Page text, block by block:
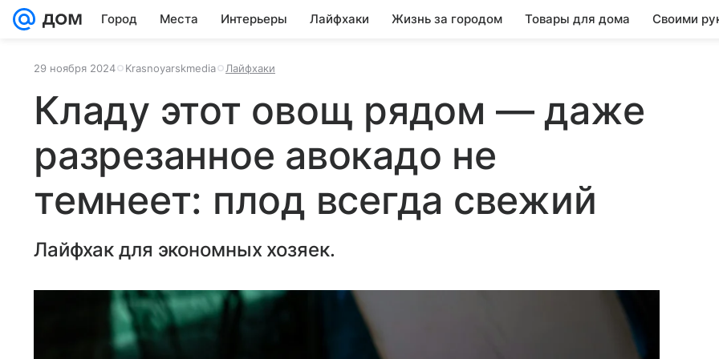
Город Места Интерьеры Лайфхаки Жизнь за городом Товары для дома Своими
29 ноября 2024 Krasnoyarskmedia Лайфхаки
Кладу этот овощ рядом — даже
разрезанное авокадо не
темнеет: плод всегда свежий
Лайфхак для экономных хозяек.